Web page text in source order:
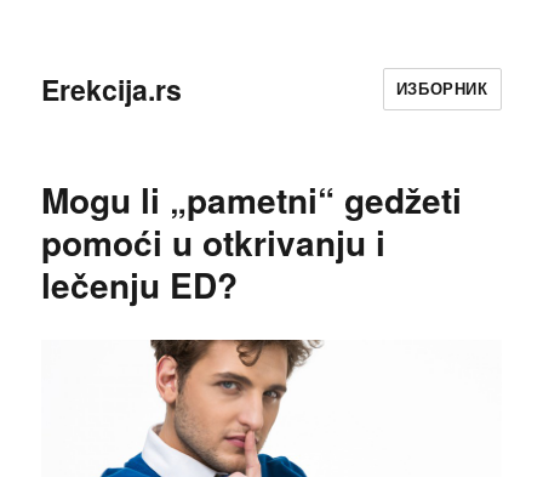
Erekcija.rs ИЗБОРНИК
Mogu li „pametni“ gedžeti
pomoći u otkrivanju i
lečenju ED?